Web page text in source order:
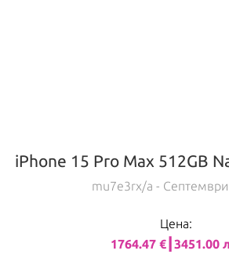
iPhone 15 Pro Max 512GB
mu7e3rx/a -
Цена:
1764.47 €┃3451.00